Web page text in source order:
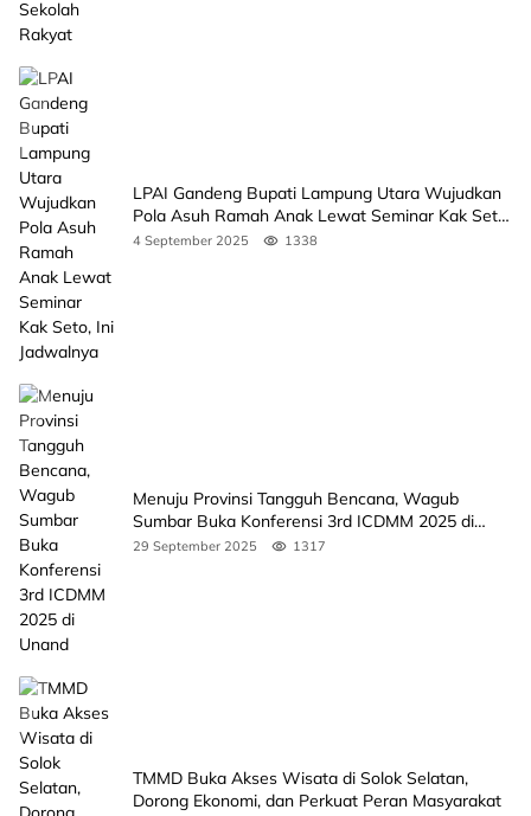
LPAI Gandeng Bupati Lampung Utara Wujudkan
Pola Asuh Ramah Anak Lewat Seminar Kak Seto,
Ini Jadwalnya
4 September 2025 1338
Menuju Provinsi Tangguh Bencana, Wagub
Sumbar Buka Konferensi 3rd ICDMM 2025 di
Unand
29 September 2025 1317
TMMD Buka Akses Wisata di Solok Selatan,
Dorong Ekonomi, dan Perkuat Peran Masyarakat